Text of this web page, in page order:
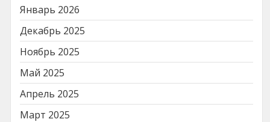
Январь 2026
Декабрь 2025
Ноябрь 2025
Май 2025
Апрель 2025
Март 2025